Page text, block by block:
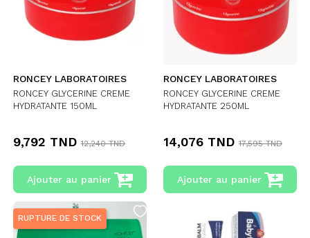
RONCEY LABORATOIRES
RONCEY GLYCERINE CREME
HYDRATANTE 150ML
9,792 TND 12,240 TND
Ajouter au panier
RONCEY LABORATOIRES
RONCEY GLYCERINE CREME
HYDRATANTE 250ML
14,076 TND 17,595 TND
Ajouter au panier
RUPTURE DE STOCK